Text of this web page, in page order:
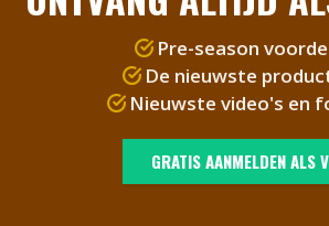
Pre-season
De nieuwste
Nieuwste video's en
GRATIS AANMELDEN ALS